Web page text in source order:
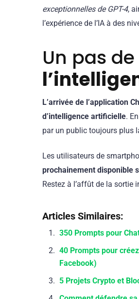
exceptionnelles de GPT-4,
l’expérience de l’IA à des
Un pas
L’arrivée de l’application
d’intelligence artificielle.
par un public toujours plus
Les utilisateurs de
prochainement disponible
Restez à l’affût de la sortie
Articles Similaires:
350 Prompts pour
40 Prompts pour
Facebook)
5 Projets Crypto et